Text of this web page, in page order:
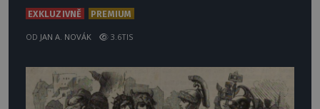
EXKLUZIVNĚ PREMIUM
OD JAN A. NOVÁK 3.6TIS